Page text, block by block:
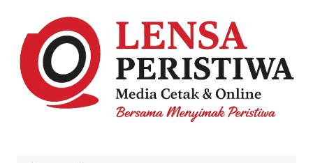
content